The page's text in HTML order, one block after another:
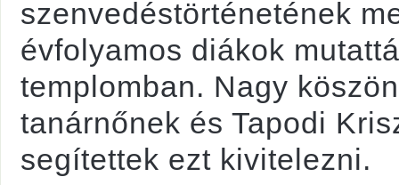
szenvedéstörténetének
évfolyamos diákok
templomban. Nagy
tanárnőnek és Tapodi
segítettek ezt kivitelezni.